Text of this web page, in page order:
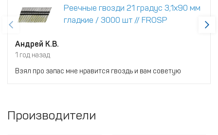
Реечные гвозди 21 градус 3,1x90 мм
гладкие / 3000 шт // FROSP
Андрей К.В.
1 год назад
Взял про запас мне нравится гвоздь и вам советую
Производители